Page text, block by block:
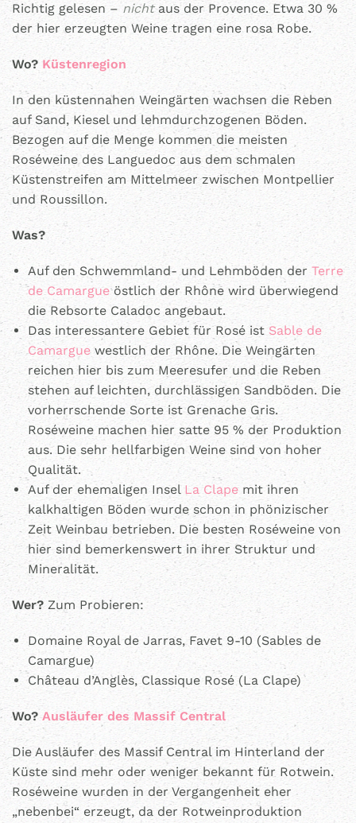
Richtig gelesen –nichtaus der Provence. Etwa 30 %
der hier erzeugten Weine tragen eine rosa Robe.
Wo? Küstenregion
In den küstennahen Weingärten wachsen die Reben
auf Sand, Kiesel und lehmdurchzogenen Böden.
Bezogen auf die Menge kommen die meisten
Roséweine des Languedoc aus dem schmalen
Küstenstreifen am Mittelmeer zwischen Montpellier
und Roussillon.
Was?
Auf den Schwemmland- und Lehmböden der Terre
de Camargueöstlich der Rhône wird überwiegend
die Rebsorte Caladoc angebaut.
Das interessantere Gebiet für Rosé ist Sable de
Camarguewestlich der Rhône. Die Weingärten
reichen hier bis zum Meeresufer und die Reben
stehen auf leichten, durchlässigen Sandböden. Die
vorherrschende Sorte ist Grenache Gris.
Roséweine machen hier satte 95 % der Produktion
aus. Die sehr hellfarbigen Weine sind von hoher
Qualität.
Auf der ehemaligen Insel La Clape mit ihren
kalkhaltigen Böden wurde schon in phönizischer
Zeit Weinbau betrieben. Die besten Roséweine von
hier sind bemerkenswert in ihrer Struktur und
Mineralität.
Wer? Zum Probieren:
Domaine Royal de Jarras, Favet 9-10 (Sables de
Camargue)
Château d’Anglès, Classique Rosé (La Clape)
Wo? Ausläufer des Massif Central
Die Ausläufer des Massif Central im Hinterland der
Küste sind mehr oder weniger bekannt für Rotwein.
Roséweine wurden in der Vergangenheit eher
„nebenbei“ erzeugt, da der Rotweinproduktion